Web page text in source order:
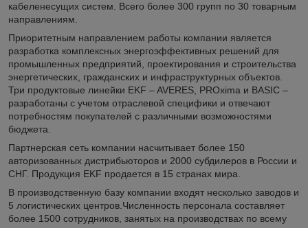
кабеленесущих систем. Всего более 300 групп по 30 товарным
направлениям.
Приоритетным направлением работы компании является
разработка комплексных энергоэффективных решений для
промышленных предприятий, проектирования и строительства
энергетических, гражданских и инфраструктурных объектов.
Три продуктовые линейки EKF – AVERES, PROxima и BASIC –
разработаны с учетом отраслевой специфики и отвечают
потребностям покупателей с различными возможностями
бюджета.
Партнерская сеть компании насчитывает более 150
авторизованных дистрибьюторов и 2000 субдилеров в России и
СНГ. Продукция EKF продается в 15 странах мира.
В производственную базу компании входят несколько заводов и
5 логистических центров.Численность персонала составляет
более 1500 сотрудников, занятых на производствах по всему